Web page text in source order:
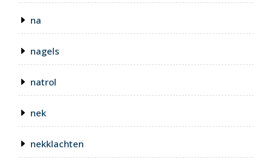
na
nagels
natrol
nek
nekklachten